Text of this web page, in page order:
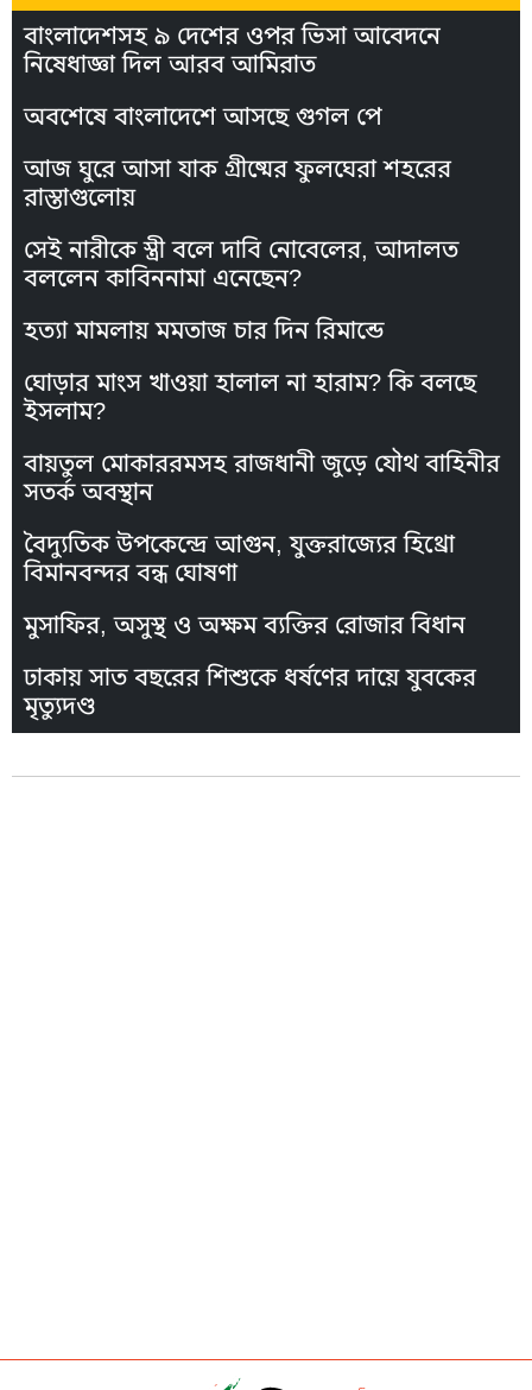
বাংলাদেশসহ ৯ দেশের ওপর ভিসা আবেদনে
নিষেধাজ্ঞা দিল আরব আমিরাত
অবশেষে বাংলাদেশে আসছে গুগল পে
আজ ঘুরে আসা যাক গ্রীষ্মের ফুলঘেরা শহরের
রাস্তাগুলোয়
সেই নারীকে স্ত্রী বলে দাবি নোবেলের, আদালত
বললেন কাবিননামা এনেছেন?
হত্যা মামলায় মমতাজ চার দিন রিমান্ডে
ঘোড়ার মাংস খাওয়া হালাল না হারাম? কি বলছে
ইসলাম?
বায়তুল মোকাররমসহ রাজধানী জুড়ে যৌথ বাহিনীর
সতর্ক অবস্থান
বৈদ্যুতিক উপকেন্দ্রে আগুন, যুক্তরাজ্যের হিথ্রো
বিমানবন্দর বন্ধ ঘোষণা
মুসাফির, অসুস্থ ও অক্ষম ব্যক্তির রোজার বিধান
ঢাকায় সাত বছরের শিশুকে ধর্ষণের দায়ে যুবকের
মৃত্যুদণ্ড